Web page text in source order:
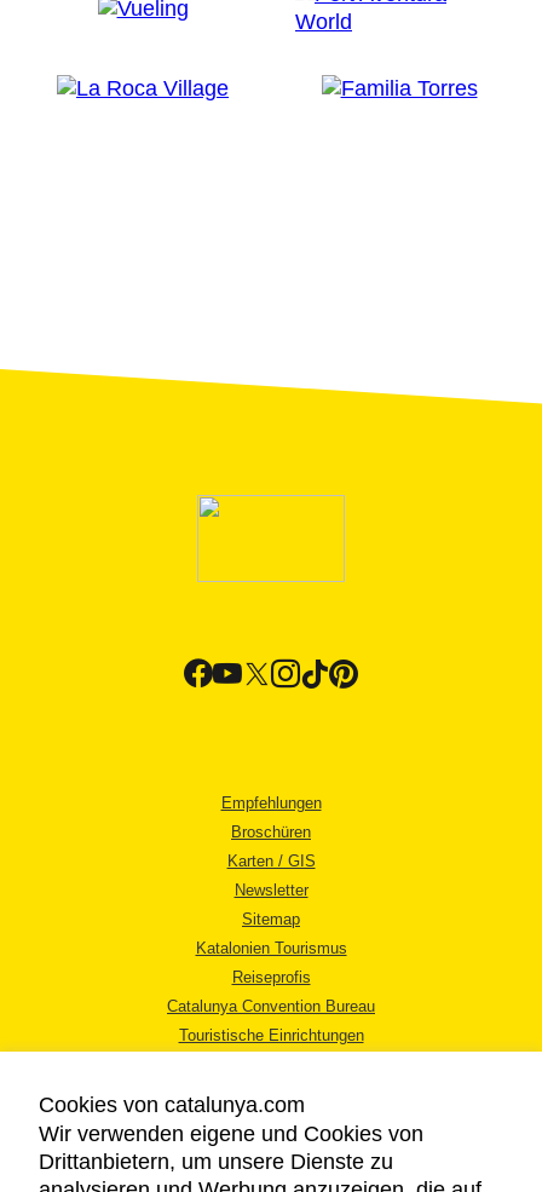
Empfehlungen
Broschüren
Karten / GIS
Newsletter
Sitemap
Katalonien Tourismus
Reiseprofis
Catalunya Convention Bureau
Touristische Einrichtungen
Cookies von catalunya.com
Wir verwenden eigene und Cookies von
Drittanbietern, um unsere Dienste zu